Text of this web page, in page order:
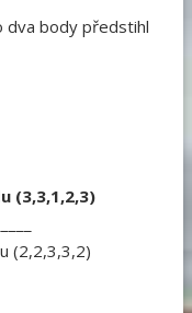
dva body předstihl
(3,3,1,2,3)
(2,2,3,3,2)